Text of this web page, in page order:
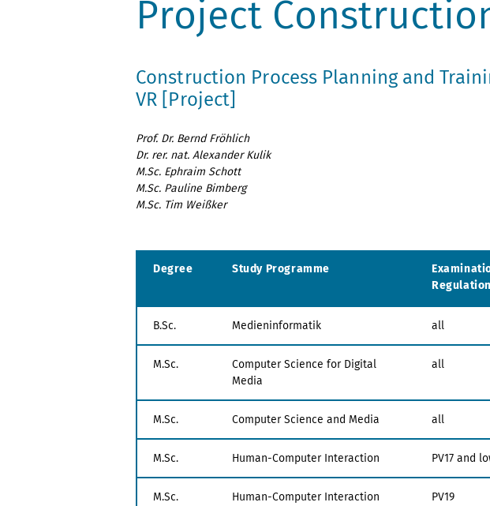
Project
Construction Process Planning and
VR [Project]
Prof. Dr. Bernd Fröhlich
Dr. rer. nat. Alexander Kulik
M.Sc. Ephraim Schott
M.Sc. Pauline Bimberg
M.Sc. Tim Weißker
Degree Study Programme
B.Sc. Medieninformatik all
M.Sc.
Computer Science for Digital
Media
all
M.Sc. Computer Science and Media all
M.Sc. Human-Computer Interaction PV17 and
M.Sc. Human-Computer Interaction PV19